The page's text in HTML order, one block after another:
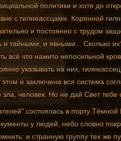
политики и хотя до
с гилнеассцами. Коренной
и постоянно с трудом
тайными, и явными... Сколько
всё что нажито непосильной
указывать на них,
и заключена вся система
человек. Но не дай Свет
состоялась в порту
у людей, небо словно
и странную группу тех же